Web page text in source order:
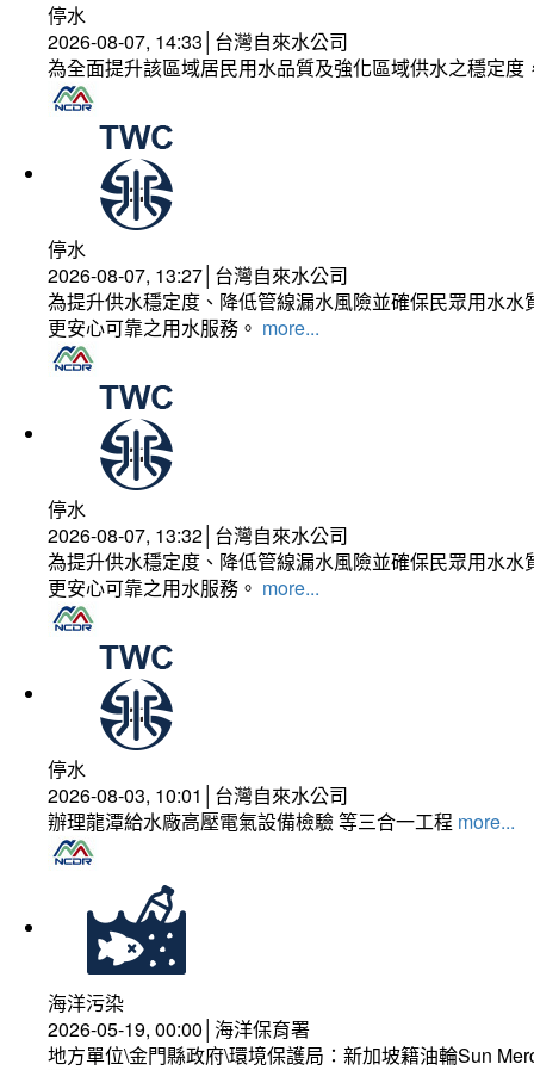
停水
2026-08-07, 14:33│台灣自來水公司
為全面提升該區域居民用水品質及強化區域供水之穩定
停水
2026-08-07, 13:27│台灣自來水公司
為提升供水穩定度、降低管線漏水風險並確保民眾用水
更安心可靠之用水服務。 more...
停水
2026-08-07, 13:32│台灣自來水公司
為提升供水穩定度、降低管線漏水風險並確保民眾用水
更安心可靠之用水服務。 more...
停水
2026-08-03, 10:01│台灣自來水公司
辦理龍潭給水廠高壓電氣設備檢驗 等三合一工程 more...
海洋污染
2026-05-19, 00:00│海洋保育署
地方單位\金門縣政府\環境保護局：新加坡籍油輪Sun